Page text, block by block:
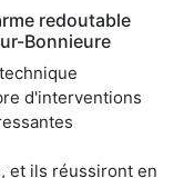
redoutable
Bonnieure
d'interventions
et ils réussiront en